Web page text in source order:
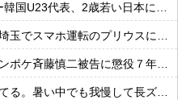
表、2歳若い日本に負けると歴史的屈辱｣
運転のプリウスに当て逃げされる車載。
７年求刑でほぼ実刑確実？弁護側の主張が無理筋なワケ
長ズボン履いてる。半ズボンはモテ無い。厳しいって